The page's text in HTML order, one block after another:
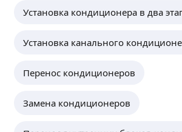
Установка кондиционера в два
Установка канального
Перенос кондиционеров
Замена кондиционеров